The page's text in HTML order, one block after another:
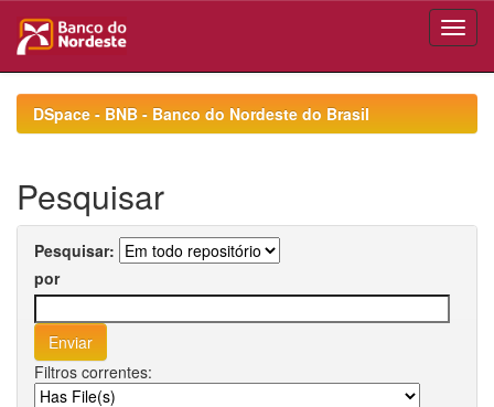
navigationDSpace - BNB - Banco do Nordeste do Brasil
Pesquisar
Pesquisar:
por
Filtros correntes: